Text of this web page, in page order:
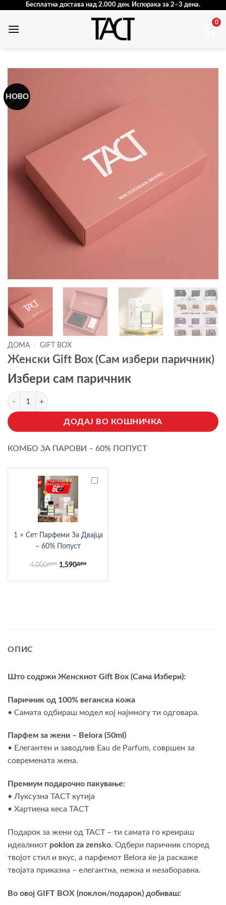
content
Бесплатна достава над 2.000 ден. Испорака за 2–3 дена.
0
НОВО
ДОМА / GIFT BOX
Женски Gift Box (Сам избери паричник)
Избери сам паричник
Женски Gift Box (Сам избери паричник) количина
ДОДАЈ ВО КОШНИЧКА
КОМБО ЗА ПАРОВИ – 60% ПОПУСТ
60%
1 × Сет Парфеми За Двајца
– 60% Попуст
4,000ден Original
1,590денCurrent
ОПИС
Што содржи Женскиот Gift Box (Сама Избери):
Паричник од 100% веганска кожа
• Самата одбираш модел кој најмногу ти одговара.
Парфем за жени – Belora (50ml)
• Елегантен и заводлив Eau de Parfum, совршен за
современата жена.
Премиум подарочно пакување:
• Луксузна TACT кутија
• Хартиена кеса TACT
Подарок за жени од TACT – ти самата го креираш
идеалниот poklon za zensko. Одбери паричник според
твојот стил и вкус, а парфемот Belora ќе ја раскаже
твојата приказна – елегантна, нежна и незаборавна.
Во овој GIFT BOX (поклон/подарок) добиваш: